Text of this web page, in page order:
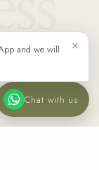
×
and we will
Chat with us